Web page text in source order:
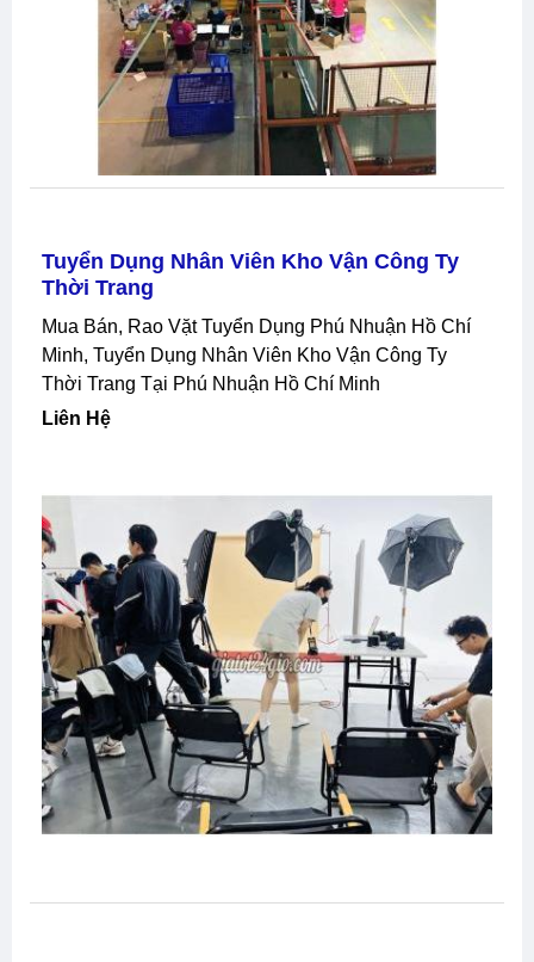
Tuyển Dụng Nhân Viên Kho Vận Công Ty
Thời Trang
Mua Bán, Rao Vặt Tuyển Dụng Phú Nhuận Hồ Chí
Minh, Tuyển Dụng Nhân Viên Kho Vận Công Ty
Thời Trang Tại Phú Nhuận Hồ Chí Minh
Liên Hệ